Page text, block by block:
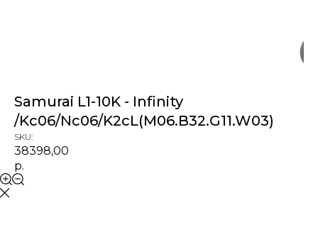
Samurai L1-10K - Infinity
/Kc06/Nc06/K2cL(M06.B32.G11.W03)
SKU:
38398,00
р.